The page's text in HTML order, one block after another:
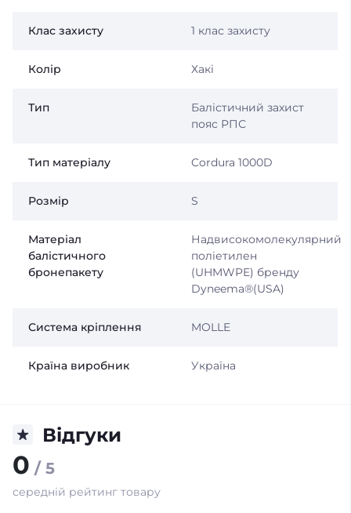
Клас захисту 1 клас захисту
Колір Хакі
Тип
Балістичний захист
пояс РПС
Тип матеріалу Cordura 1000D
Розмір S
Матеріал
балістичного
бронепакету
Надвисокомолекулярний
поліетилен
(UHMWPE) бренду
Dyneema®️(USA)
Система кріплення MOLLE
Країна виробник Україна
Відгуки
0 / 5
середній рейтинг товару